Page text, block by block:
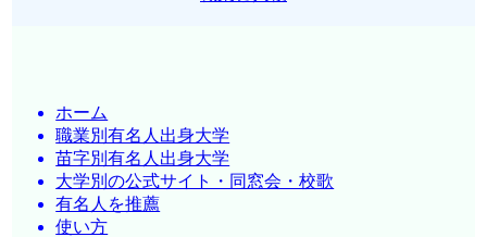
ホーム
職業別有名人出身大学
苗字別有名人出身大学
大学別の公式サイト・同窓会・校歌
有名人を推薦
使い方